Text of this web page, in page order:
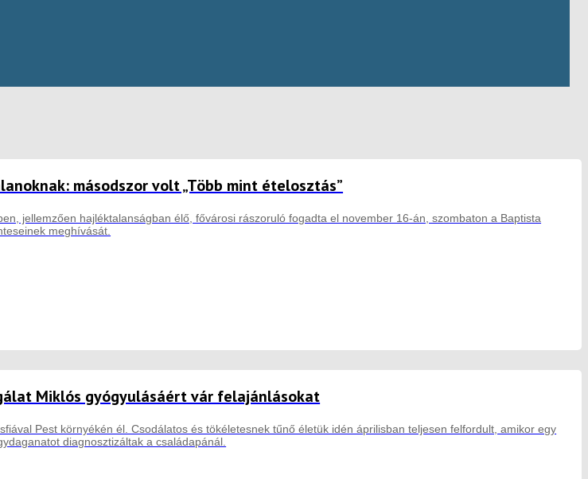
másodszor volt „Több mint ételosztás”
jellemzően hajléktalanságban élő, fővárosi rászoruló fogadta el november 16-án, szombaton a Baptista
meghívását.
Miklós gyógyulásáért vár felajánlásokat
Pest környékén él. Csodálatos és tökéletesnek tűnő életük idén áprilisban teljesen felfordult, amikor egy
diagnosztizáltak a családapánál.